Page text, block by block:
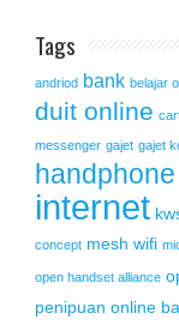
Tags
andriod bank belajar
duit online
messenger gajet gajet
handphone
internet
concept mesh wifi
open handset alliance
penipuan online